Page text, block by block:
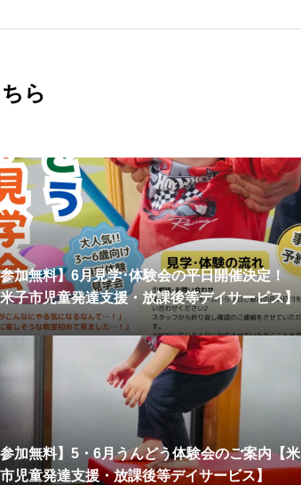
ら
加無料】6月見学･体験会の平日開催決定！
子市児童発達支援・放課後等デイサービス】
参加無料】5・6月うんどう体験会のご案内【米
児童発達支援・放課後等デイサービス】